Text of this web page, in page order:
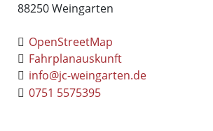
88250Weingarten
OpenStreetMap
Fahrplanauskunft
info@jc-weingarten.de
0751 5575395